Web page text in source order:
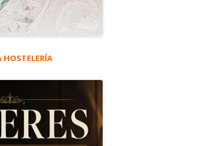
de Vino Fino a la Casa Real
HOSTELERÍA